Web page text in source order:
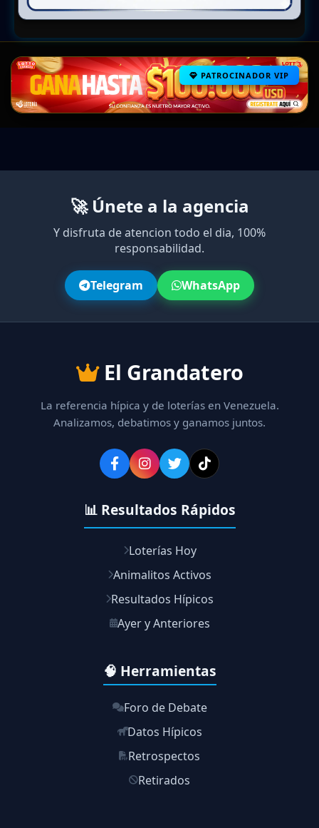
PATROCINADOR VIP
🚀 Únete a la agencia
Y disfruta de atencion todo el dia, 100%
responsabilidad.
Telegram WhatsApp
El Grandatero
La referencia hípica y de loterías en Venezuela.
Analizamos, debatimos y ganamos juntos.
📊 Resultados Rápidos
Loterías Hoy
Animalitos Activos
Resultados Hípicos
Ayer y Anteriores
🧠 Herramientas
Foro de Debate
Datos Hípicos
Retrospectos
Retirados